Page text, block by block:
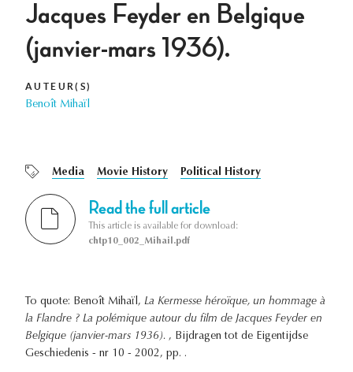
Jacques Feyder en Belgique
(janvier-mars 1936).
AUTEUR(S)
Benoît Mihaïl
Media Movie History Political History
Read the full article
This article is available for download:
chtp10_002_Mihail.pdf
To quote: Benoît Mihaïl, La Kermesse héroïque, un hommage à
la Flandre ? La polémique autour du film de Jacques Feyder en
Belgique (janvier-mars 1936). , Bijdragen tot de Eigentijdse
Geschiedenis - nr 10 - 2002, pp. .